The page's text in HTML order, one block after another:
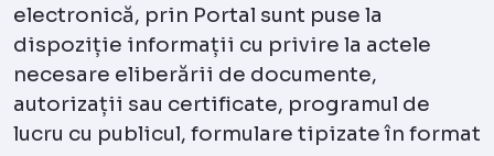
electronică, prin Portal sunt puse la
dispoziție informații cu privire la actele
necesare eliberării de documente,
autorizații sau certificate, programul de
lucru cu publicul, formulare tipizate în format